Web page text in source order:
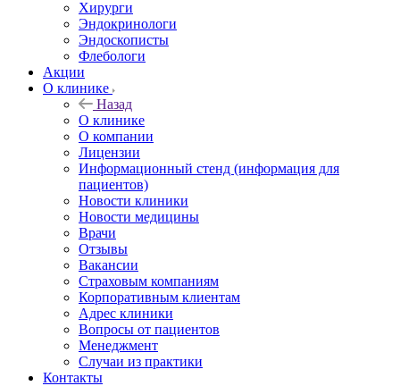
Хирурги
Эндокринологи
Эндоскописты
Флебологи
Акции
О клинике
Назад
О клинике
О компании
Лицензии
Информационный стенд (информация для
пациентов)
Новости клиники
Новости медицины
Врачи
Отзывы
Вакансии
Страховым компаниям
Корпоративным клиентам
Адрес клиники
Вопросы от пациентов
Менеджмент
Случаи из практики
Контакты